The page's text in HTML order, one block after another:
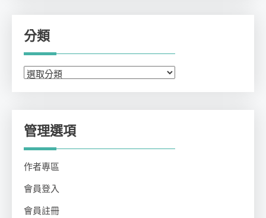
分類
分
管理選項
作者專區
會員登入
會員註冊